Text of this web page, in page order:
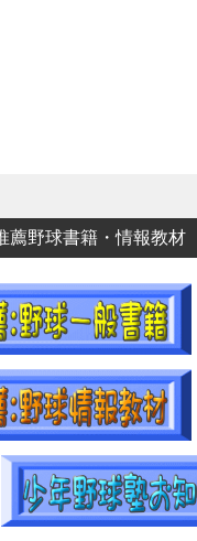
薦野球書籍・情報教材